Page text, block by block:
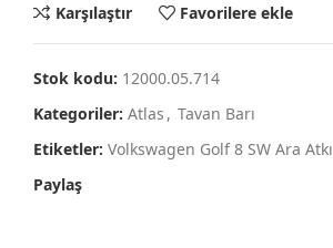
Karşılaştır
Favorilere ekle
Stok kodu: 12000.05.714
Kategoriler: Atlas , Tavan Barı
Etiketler: Volkswagen Golf 8 SW Ara Atkı
Paylaş